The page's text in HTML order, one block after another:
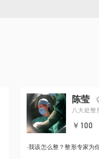
陈莹
八大处整
￥100
·我该怎么整？整形专家为